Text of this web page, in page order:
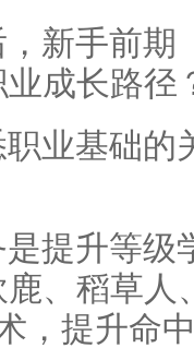
新手前期
成长路径
业基础的
提升等级
、稻草
，提升命